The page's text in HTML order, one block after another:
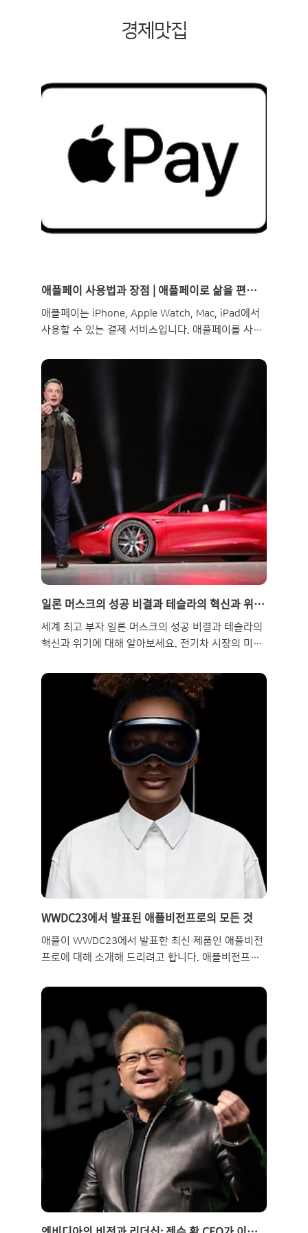
경제맛집
애플페이 사용법과 장점 | 애플페이로 삶을 편리하게!
애플페이는 iPhone, Apple Watch, Mac, iPad에서
사용할 수 있는 결제 서비스입니다. 애플페이를 사용
번으로 결제할 수 있어 빠르고 간편합니다. 또한 애플
페이는 개인정보 보호 및 보안 기능이 기본 내장되어
있어 안전하고 신뢰할 수 있습니다. 수많은 웹사이트
와 앱에서도 결제가 가능하며, 카드사에서 제공하는
리워드나 혜택도 그대로 누릴 수 있습니다. 이번 글에
서는 애플페이의 주요 기능과 특징, 호환 카드와 가맹
점, 실제 사용 사례와 팁을 알아보겠습니다. 1. 애플
페이의 주요 기능과 특징은 무엇인가요? 애플페이는
다양한 기능과 특징을 갖춘 결제 서비스입니다. 다음
은 애플페이의 주요 기능과 특징에 대한 설명입니다.
애플페이 티머니: 현재까지..
일론 머스크의 성공 비결과 테슬라의 혁신과 위기: 세계 최고 부자가 바라보는 전기차 시장의 미래
세계 최고 부자 일론 머스크의 성공 비결과 테슬라의
혁신과 위기에 대해 알아보세요. 전기차 시장의 미래
로운 정보를 얻을 수 있습니다. 소개오늘은 세계 최
고 부자로 등극한 일론 머스크와 그가 이끄는 전기차
기업 테슬라에 대해 알아보려고 합니다. 일론 머스크
는 돈이 아닌 열정과 비전을 추구하며, 테슬라는 기존
의 자동차 산업을 뒤집은 전기차의 혁명을 이끌고 있
습니다. 하지만 그들은 성공과 혁신만이 아닌 위기와
도전도 함께 겪고 있습니다. 그들은 화재 사고와 배터
리 문제, 경쟁사들의 추격 등에 대처하며, 새로운 모
델과 배터리, 자율주행 기술 등을 개발하고, 중국과
유럽 등의 새로운 시장에 진출하고 있습니다. 일론 머
스크와 테슬라의 미래는 전기차 시장의 미래와 ..
WWDC23에서 발표된 애플비전프로의 모든 것
애플이 WWDC23에서 발표한 최신 제품인 애플비전
프로에 대해 소개해 드리려고 합니다. 애플비전프로
실제 세계와 자연스럽게 결합하고, 사용자의 눈, 손,
음성 등을 이용해 쉽게 조작할 수 있는 혁신적인 제품
입니다. 애플비전프로는 어떤 특징과 기능을 가지고
있으며, 언제 출시되고 얼마나 할 것인지, 그리고 다
른 VR기기와 비교해서 어떤 장점이 있는지 알아보겠
습니다. 1. 애플비전프로 소개 1.1. 애플비전프로의
개요 및 기능 애플비전프로는 애플이 2023년 6월 5
일에 WWDC23에서 공개한 첫 번째 공간 컴퓨터입니
다. 공간 컴퓨터란 디지털 콘텐츠를 실제 세계와 자연
스럽게 결합하고, 사용자의 눈, 손, 음성 등을 이용해
쉽게 조작할 수 있는 컴퓨팅 방식입니..